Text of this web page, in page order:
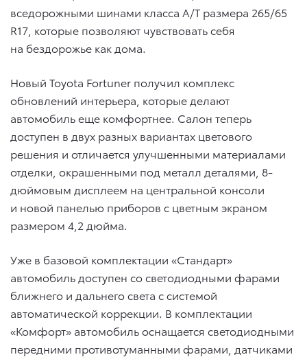
вседорожными шинами класса A/T размера 265/65
R17, которые позволяют чувствовать себя
на бездорожье как дома.
Новый Toyota Fortuner получил комплекс
обновлений интерьера, которые делают
автомобиль еще комфортнее. Салон теперь
доступен в двух разных вариантах цветового
решения и отличается улучшенными материалами
отделки, окрашенными под металл деталями, 8-
дюймовым дисплеем на центральной консоли
и новой панелью приборов с цветным экраном
размером 4,2 дюйма.
Уже в базовой комплектации «Стандарт»
автомобиль доступен со светодиодными фарами
ближнего и дальнего света с системой
автоматической коррекции. В комплектации
«Комфорт» автомобиль оснащается светодиодными
передними противотуманными фарами, датчиками